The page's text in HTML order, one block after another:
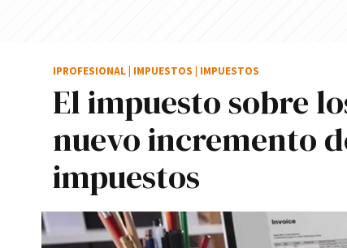
El impuesto sobre
nuevo incremento
impuestos
IPROFESIONAL IMPUESTOS IMPUESTOS